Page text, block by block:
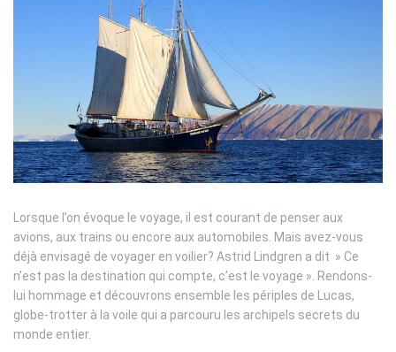
Lorsque l’on évoque le voyage, il est courant de penser aux
avions, aux trains ou encore aux automobiles. Mais avez-vous
déjà envisagé de voyager en voilier? Astrid Lindgren a dit » Ce
n’est pas la destination qui compte, c’est le voyage ». Rendons-
lui hommage et découvrons ensemble les périples de Lucas,
globe-trotter à la voile qui a parcouru les archipels secrets du
monde entier.